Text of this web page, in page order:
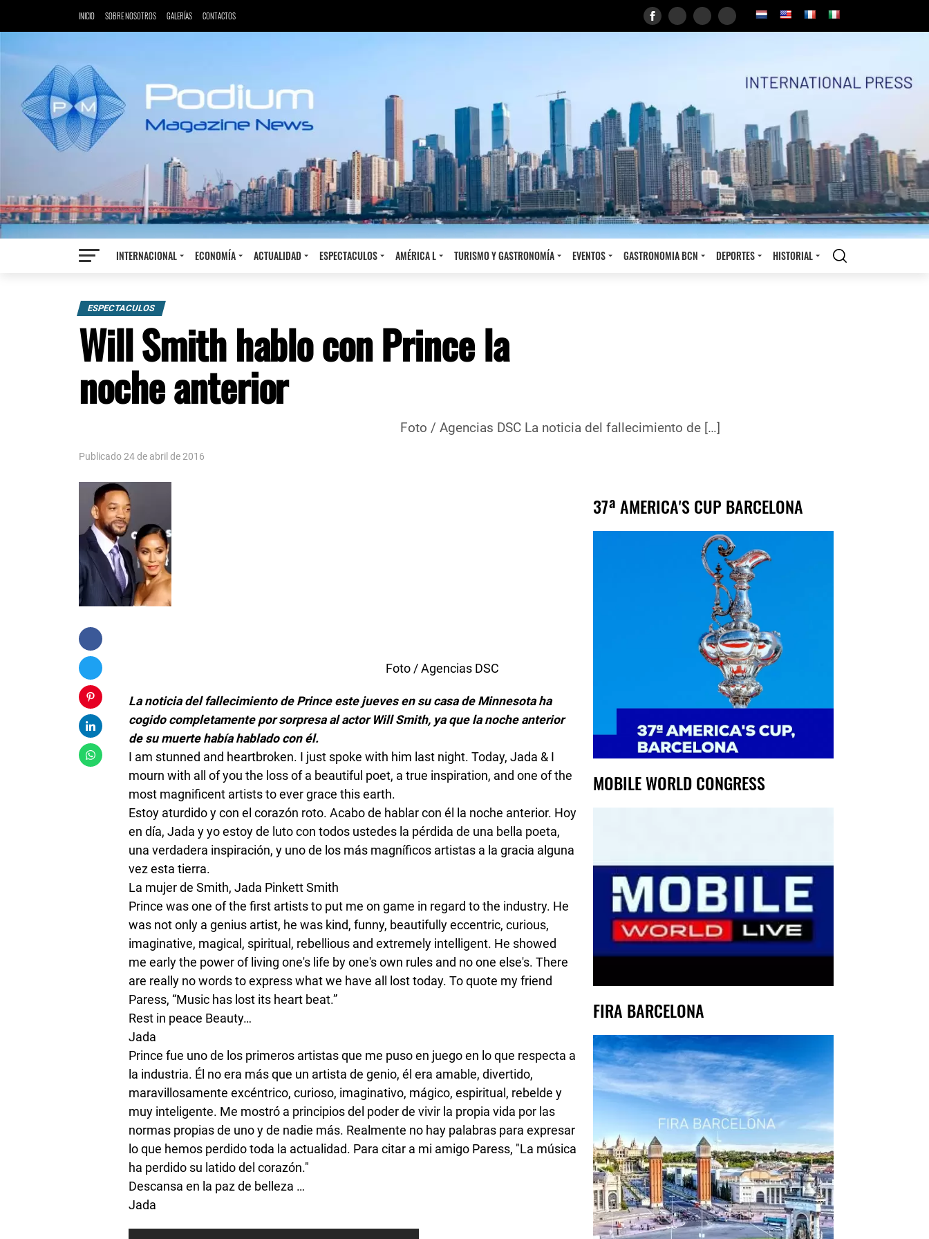
INICIO SOBRE NOSOTROS GALERÍAS CONTACTOS
INTERNACIONAL ECONOMÍA ACTUALIDAD ESPECTACULOS AMÉRICA L TURISMO Y GASTRONOMÍA EVENTOS GASTRONOMIA BCN DEPORTES HISTORIAL
ESPECTACULOS
Will Smith hablo con Prince la
noche anterior
Foto / Agencias DSC La noticia del fallecimiento de […]
Publicado 24 de abril de 2016
Foto / Agencias DSC
La noticia del fallecimiento de Prince este jueves en su casa de Minnesota ha
cogido completamente por sorpresa al actor Will Smith, ya que la noche anterior
de su muerte había hablado con él.
I am stunned and heartbroken. I just spoke with him last night. Today, Jada & I
mourn with all of you the loss of a beautiful poet, a true inspiration, and one of the
most magnificent artists to ever grace this earth.
Estoy aturdido y con el corazón roto. Acabo de hablar con él la noche anterior. Hoy
en día, Jada y yo estoy de luto con todos ustedes la pérdida de una bella poeta,
una verdadera inspiración, y uno de los más magníficos artistas a la gracia alguna
vez esta tierra.
La mujer de Smith, Jada Pinkett Smith
Prince was one of the first artists to put me on game in regard to the industry. He
was not only a genius artist, he was kind, funny, beautifully eccentric, curious,
imaginative, magical, spiritual, rebellious and extremely intelligent. He showed
me early the power of living one's life by one's own rules and no one else's. There
are really no words to express what we have all lost today. To quote my friend
Paress, “Music has lost its heart beat.”
Rest in peace Beauty…
Jada
Prince fue uno de los primeros artistas que me puso en juego en lo que respecta a
la industria. Él no era más que un artista de genio, él era amable, divertido,
maravillosamente excéntrico, curioso, imaginativo, mágico, espiritual, rebelde y
muy inteligente. Me mostró a principios del poder de vivir la propia vida por las
normas propias de uno y de nadie más. Realmente no hay palabras para expresar
lo que hemos perdido toda la actualidad. Para citar a mi amigo Paress, "La música
ha perdido su latido del corazón."
Descansa en la paz de belleza …
Jada
37ª AMERICA'S CUP BARCELONA
MOBILE WORLD CONGRESS
FIRA BARCELONA